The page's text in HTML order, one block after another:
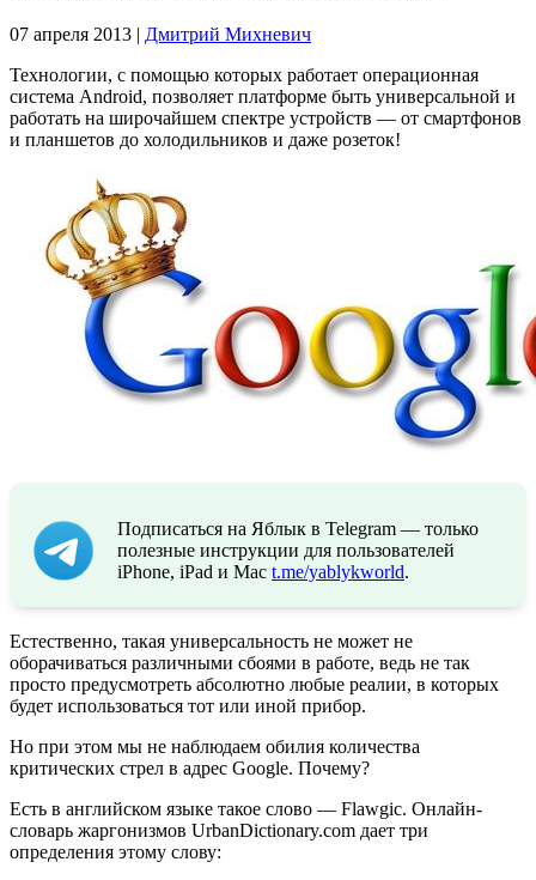
07 апреля 2013 | Дмитрий Михневич
Технологии, с помощью которых работает операционная
система Android, позволяет платформе быть универсальной и
работать на широчайшем спектре устройств — от смартфонов
и планшетов до холодильников и даже розеток!
Подписаться на Яблык в Telegram — только
полезные инструкции для пользователей
iPhone, iPad и Mac t.me/yablykworld.
Естественно, такая универсальность не может не
оборачиваться различными сбоями в работе, ведь не так
просто предусмотреть абсолютно любые реалии, в которых
будет использоваться тот или иной прибор.
Но при этом мы не наблюдаем обилия количества
критических стрел в адрес Google. Почему?
Есть в английском языке такое слово — Flawgic. Онлайн-
словарь жаргонизмов UrbanDictionary.com дает три
определения этому слову: